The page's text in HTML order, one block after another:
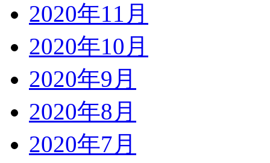
2020年11月
2020年10月
2020年9月
2020年8月
2020年7月